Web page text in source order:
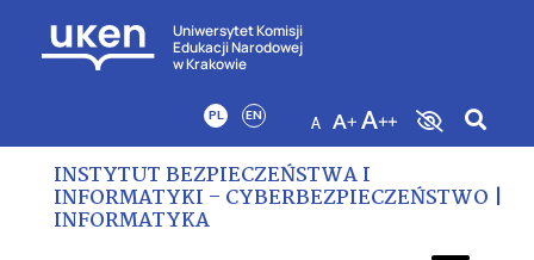
Uniwersytet Komisji
Edukacji Narodowej
w Krakowie
PL EN
INSTYTUT BEZPIECZEŃSTWA I
INFORMATYKI – CYBERBEZPIECZEŃSTWO |
INFORMATYKA